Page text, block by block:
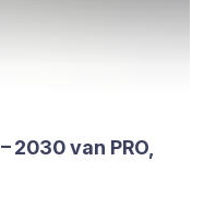
–2030van PRO